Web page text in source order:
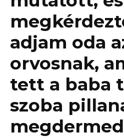
adjam oda
orvosnak,
tett a baba
szoba